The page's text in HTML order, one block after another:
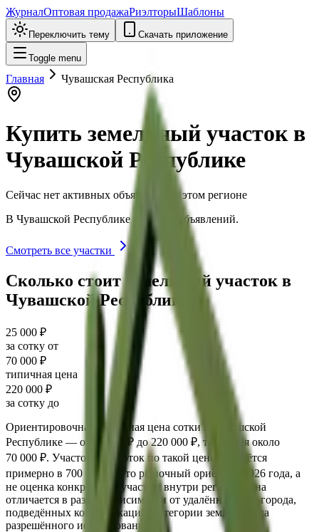
ЖурналОптовая продажаРиэлторыШаблоны
Переключить тему Скачать приложение
Toggle menu
Главная Чувашская Республика
Купить земельный участок в
Чувашской Республике
Сейчас нет активных объявлений в этом регионе
В Чувашской Республикепока нет объявлений.
Смотреть все участки
Сколько стоит земельный участок в
Чувашской Республике
25 000 ₽
за сотку от
70 000 ₽
типичная цена
220 000 ₽
за сотку до
Ориентировочная рыночная цена сотки в
Чувашской
Республике — от 25 000 ₽ до 220 000 ₽, типичная около
70 000 ₽. Участок в 10 соток по такой цене обойдётся
примерно в 700 000 ₽ . Это рыночный ориентир 2026 года, а
не оценка конкретного участка: внутри региона цена
отличается в разы в зависимости от удалённости от города,
подведённых коммуникаций, категории земли и вида
разрешённого использования.